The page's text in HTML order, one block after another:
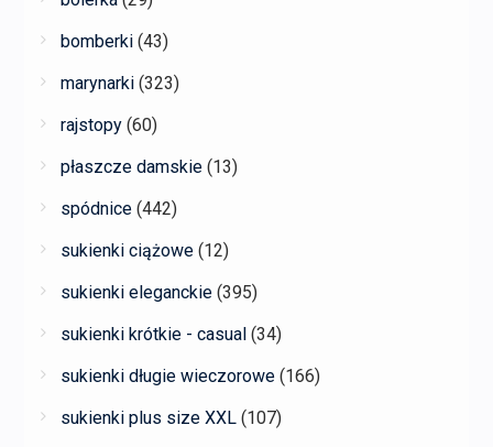
bomberki (43)
marynarki (323)
rajstopy (60)
płaszcze damskie (13)
spódnice (442)
sukienki ciążowe (12)
sukienki eleganckie (395)
sukienki krótkie - casual (34)
sukienki długie wieczorowe (166)
sukienki plus size XXL (107)